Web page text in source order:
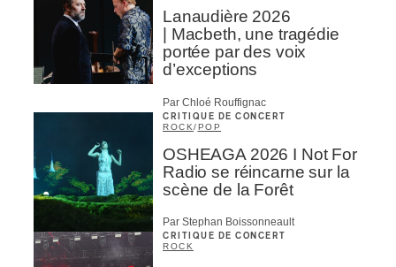
Lanaudière 2026
| Macbeth, une tragédie
portée par des voix
d’exceptions
Par Chloé Rouffignac
CRITIQUE DE CONCERT
ROCK/POP
OSHEAGA 2026 I Not For
Radio se réincarne sur la
scène de la Forêt
Par Stephan Boissonneault
CRITIQUE DE CONCERT
ROCK